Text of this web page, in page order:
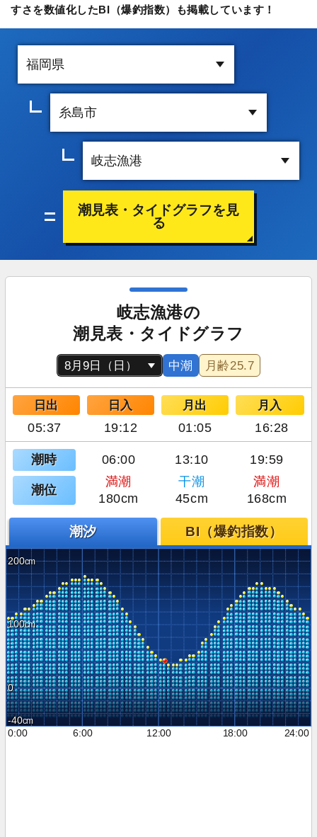
すさを数値化したBI（爆釣指数）も掲載しています！
潮見表・タイドグラフを見
る
岐志漁港の
潮見表・タイドグラフ
中潮 月齢25.7
日出 日入 月出 月入
05:37 19:12 01:05 16:28
潮時 06:00 13:10 19:59
潮位
満潮 干潮
満潮
180cm
45cm 168cm
潮汐 BI（爆釣指数）
200
100
0
-40
0:00
6:00 12:00 18:00 24:00